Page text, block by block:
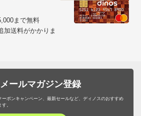
まで無料
加送料がかかりま
メールマガジン登録
ーポンキャンペーン、最新セールなど、ディノスのおすすめ
。